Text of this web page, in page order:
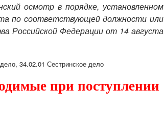
осмотр в порядке, установленном
по соответствующей должности или
Российской Федерации от 14 августа
34.02.01 Сестринское дело
при поступлении